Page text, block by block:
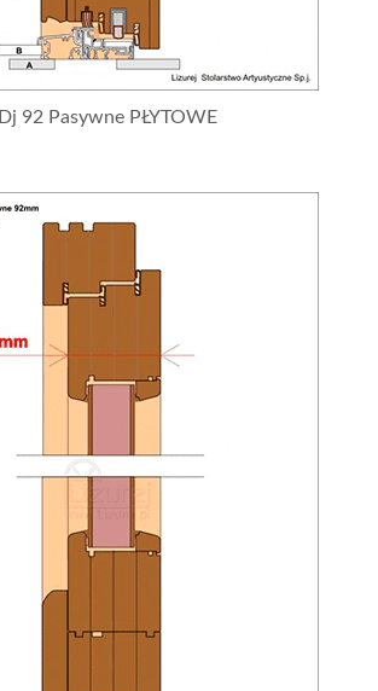
Dj 92 Pasywne PŁYTOWE